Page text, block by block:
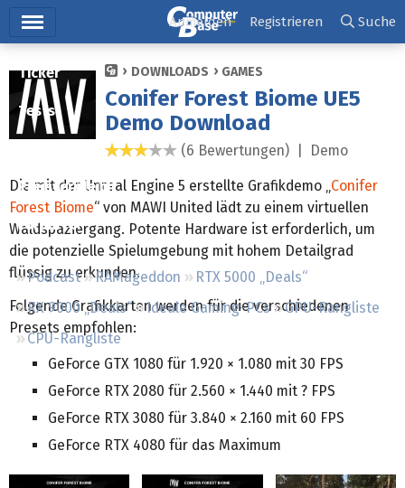
Ticker
Tests
Preisvergleich
Forum
Podcast RAMageddon
RTX 5000 „Deals“
RX 9000 „Deals“
Ideale Gaming-PCs
GPU-Rangliste
CPU-Rangliste
Anmelden Registrieren Suche
DOWNLOADS GAMES
Conifer Forest Biome UE5
Demo Download
2,9 Sterne(6 Bewertungen) | Demo
Die mit der Unreal Engine 5 erstellte Grafikdemo „ Conifer
Forest Biome“ von MAWI United lädt zu einem virtuellen
Waldspaziergang. Potente Hardware ist erforderlich, um
die potenzielle Spielumgebung mit hohem Detailgrad
flüssig zu erkunden.
Folgende Grafikkarten werden für die verschiedenen
Presets empfohlen:
GeForce GTX 1080 für 1.920 × 1.080 mit 30 FPS
GeForce RTX 2080 für 2.560 × 1.440 mit ? FPS
GeForce RTX 3080 für 3.840 × 2.160 mit 60 FPS
GeForce RTX 4080 für das Maximum